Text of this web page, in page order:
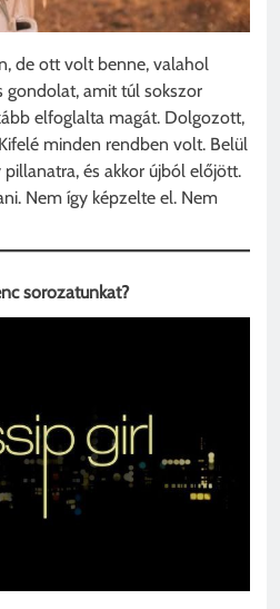
de ott volt benne, valahol
gondolat, amit túl sokszor
elfoglalta magát. Dolgozott,
minden rendben volt. Belül
és akkor újból előjött.
Nem így képzelte el. Nem
sorozatunkat?